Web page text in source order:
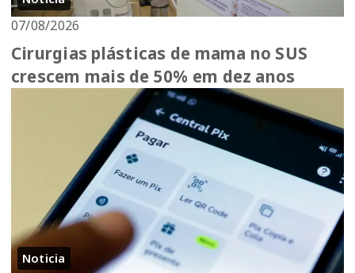
07/08/2026
Cirurgias plásticas de mama no SUS
crescem mais de 50% em dez anos
Noticia